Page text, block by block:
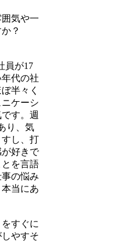
気や一
？
員が17
代の社
半々く
ケーシ
す。週
り、気
し、打
好きで
を言語
の悩み
当にあ
すぐに
やすそ